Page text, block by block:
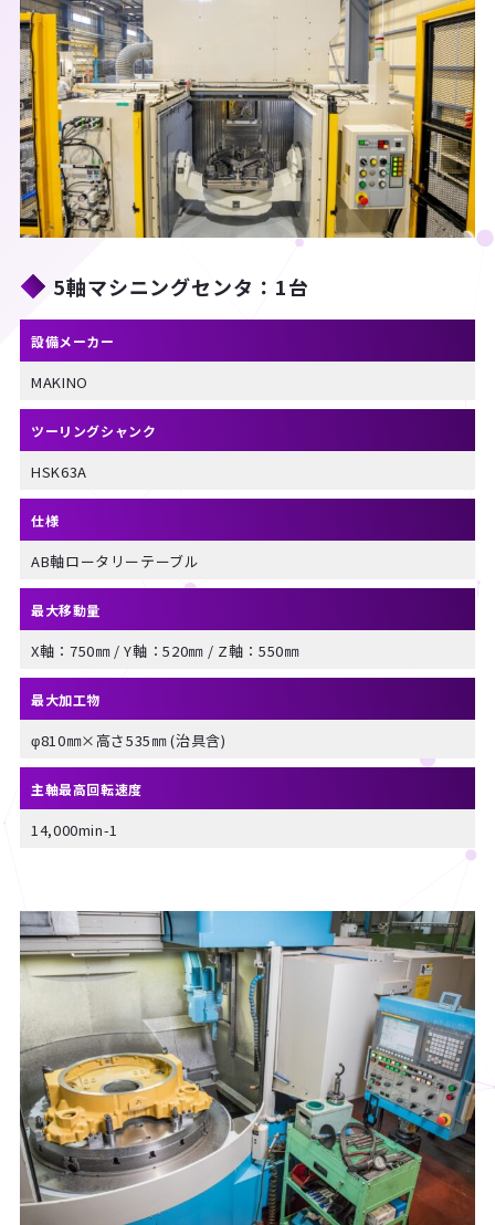
5軸マシニングセンタ：1台
設備メーカー
MAKINO
ツーリングシャンク
HSK63A
仕様
AB軸ロータリーテーブル
最大移動量
X軸：750㎜ / Y軸：520㎜ / Z軸：550㎜
最大加工物
φ810㎜×高さ535㎜ (治具含)
主軸最高回転速度
14,000min-1